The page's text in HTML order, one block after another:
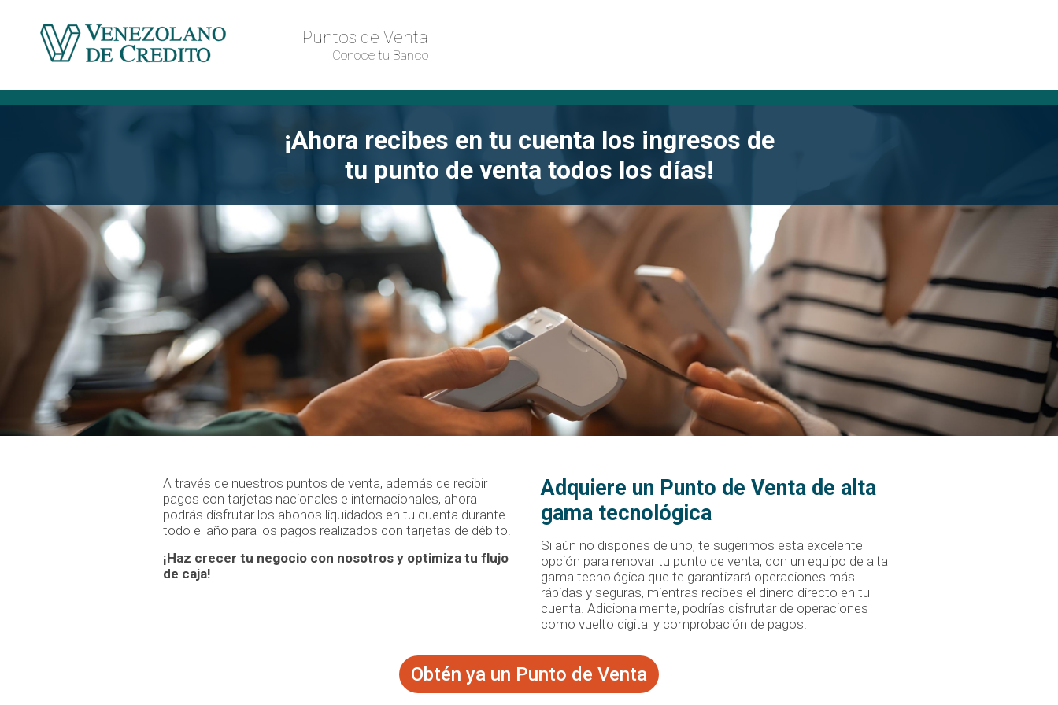
Puntos de Venta
Conoce tu Banco
¡Ahora recibes en tu cuenta los ingresos de
tu punto de venta todos los días!
A través de nuestros puntos de venta, además de recibir
pagos con tarjetas nacionales e internacionales, ahora
podrás disfrutar los abonos liquidados en tu cuenta durante
todo el año para los pagos realizados con tarjetas de débito.
¡Haz crecer tu negocio con nosotros y optimiza tu flujo
de caja!
Adquiere un Punto de Venta de alta
gama tecnológica
Si aún no dispones de uno, te sugerimos esta excelente
opción para renovar tu punto de venta, con un equipo de alta
gama tecnológica que te garantizará operaciones más
rápidas y seguras, mientras recibes el dinero directo en tu
cuenta. Adicionalmente, podrías disfrutar de operaciones
como vuelto digital y comprobación de pagos.
Obtén ya un Punto de Venta